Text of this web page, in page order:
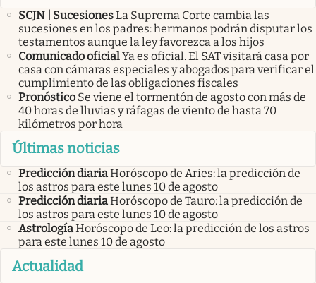
SCJN | SucesionesLa Suprema Corte cambia las
sucesiones en los padres: hermanos podrán disputar los
testamentos aunque la ley favorezca a los hijos
Comunicado oficialYa es oficial. El SAT visitará casa por
casa con cámaras especiales y abogados para verificar el
cumplimiento de las obligaciones fiscales
Pronóstico Se viene el tormentón de agosto con más de
40 horas de lluvias y ráfagas de viento de hasta 70
kilómetros por hora
Últimas noticias
Predicción diariaHoróscopo de Aries: la predicción de
los astros para este lunes 10 de agosto
Predicción diariaHoróscopo de Tauro: la predicción de
los astros para este lunes 10 de agosto
AstrologíaHoróscopo de Leo: la predicción de los astros
para este lunes 10 de agosto
Actualidad